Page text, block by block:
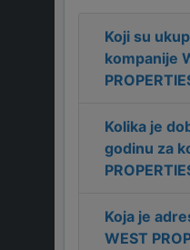
Koji su
kompanije
Kolika je
godinu za
Koja je
WEST